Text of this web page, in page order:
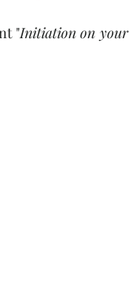
"Initiation on your